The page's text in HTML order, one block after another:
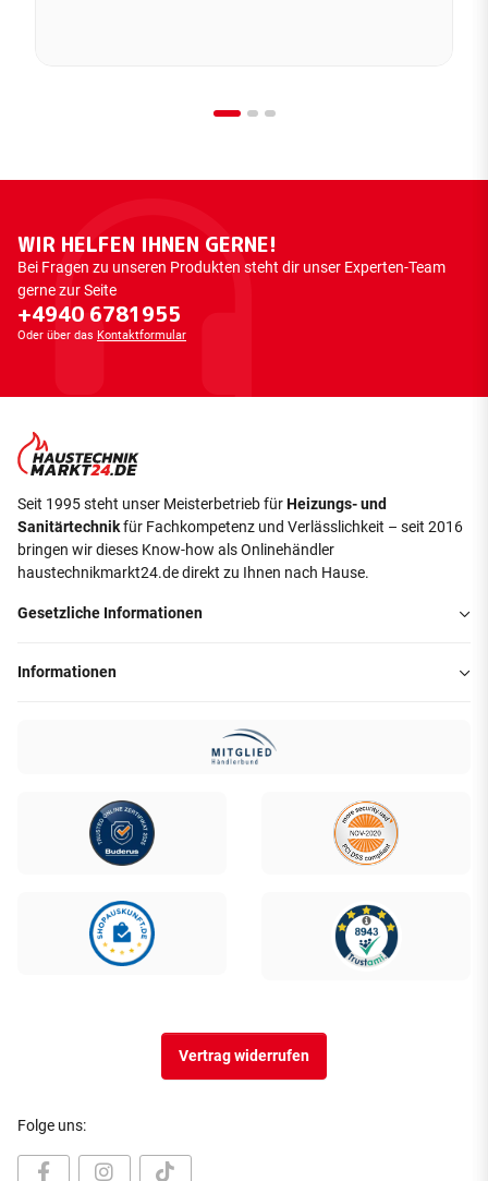
WIR HELFEN IHNEN GERNE!
Bei Fragen zu unseren Produkten steht dir unser Experten-Team
gerne zur Seite
+4940 6781955
Oder über das Kontaktformular
Seit 1995 steht unser Meisterbetrieb fürHeizungs- und
Sanitärtechnikfür Fachkompetenz und Verlässlichkeit – seit 2016
bringen wir dieses Know-how als Onlinehändler
haustechnikmarkt24.de direkt zu Ihnen nach Hause.
Gesetzliche Informationen
Informationen
Vertrag widerrufen
Folge uns: